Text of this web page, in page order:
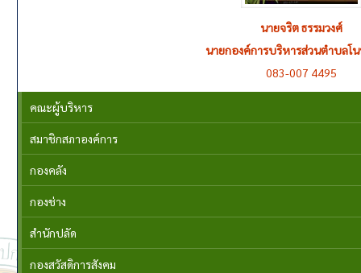
นายแสวง บุญแจ้ง
รองนายก อบต.โนนดินแดง กำกับดูแลสำนักปลัด งานป้องกันและบรรเท
081-187 8265
คณะผู้บริหาร
สมาชิกสภาองค์การ
กองคลัง
กองช่าง
สำนักปลัด
กองสวัสดิการสังคม